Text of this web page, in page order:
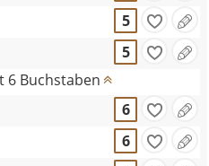
5
5
6 Buchstaben
6
6